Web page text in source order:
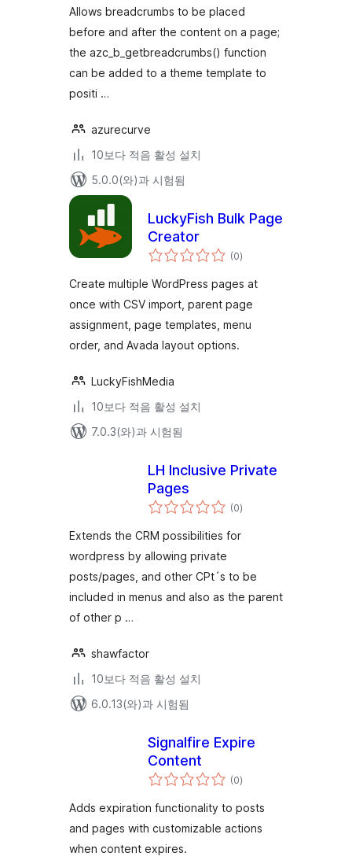
점
Allows breadcrumbs to be placed
before and after the content on a page;
the azc_b_getbreadcrumbs() function
can be added to a theme template to
positi …
azurecurve
10보다 적음 활성 설치
5.0.0(와)과 시험됨
LuckyFish Bulk Page
Creator
(0전
체
점
)
Create multiple WordPress pages at
once with CSV import, parent page
assignment, page templates, menu
order, and Avada layout options.
LuckyFishMedia
10보다 적음 활성 설치
7.0.3(와)과 시험됨
LH Inclusive Private
Pages
(0전
체
점
)
Extends the CRM possibilities for
wordpress by allowing private
posts/pages, and other CPt´s to be
included in menus and also as the parent
of other p …
shawfactor
10보다 적음 활성 설치
6.0.13(와)과 시험됨
Signalfire Expire
Content
(0전
체
점
)
Adds expiration functionality to posts
and pages with customizable actions
when content expires.